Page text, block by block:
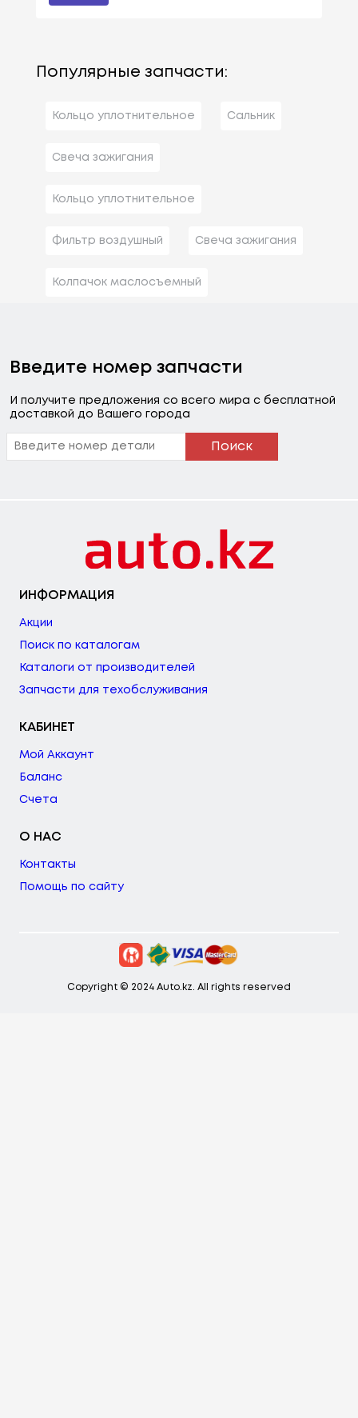
Популярные запчасти:
Кольцо уплотнительное Сальник
Свеча зажигания
Кольцо уплотнительное
Фильтр воздушный Свеча зажигания
Колпачок маслосъемный
Введите номер запчасти
И получите предложения со всего мира с бесплатной
доставкой до Вашего города
Поиск
ИНФОРМАЦИЯ
Акции
Поиск по каталогам
Каталоги от производителей
Запчасти для техобслуживания
КАБИНЕТ
Мой Аккаунт
Баланс
Счета
О НАС
Контакты
Помощь по сайту
Copyright © 2024 Auto.kz. All rights reserved